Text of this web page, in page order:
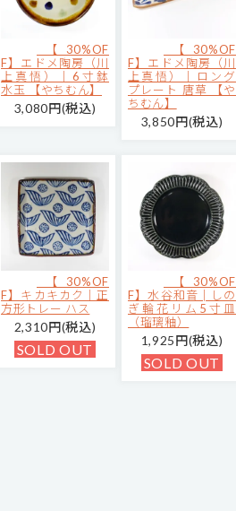
【30%OF
F】エドメ陶房（川
上真悟）｜6寸鉢
水玉 【やちむん】
3,080円(税込)
【30%OF
F】エドメ陶房（川
上真悟）｜ロング
プレート 唐草 【や
ちむん】
3,850円(税込)
【30%OF
F】キカキカク｜正
方形トレー ハス
2,310円(税込)
SOLD OUT
【30%OF
F】水谷和音│しの
ぎ輪花リム5寸皿
（瑠璃釉）
1,925円(税込)
SOLD OUT